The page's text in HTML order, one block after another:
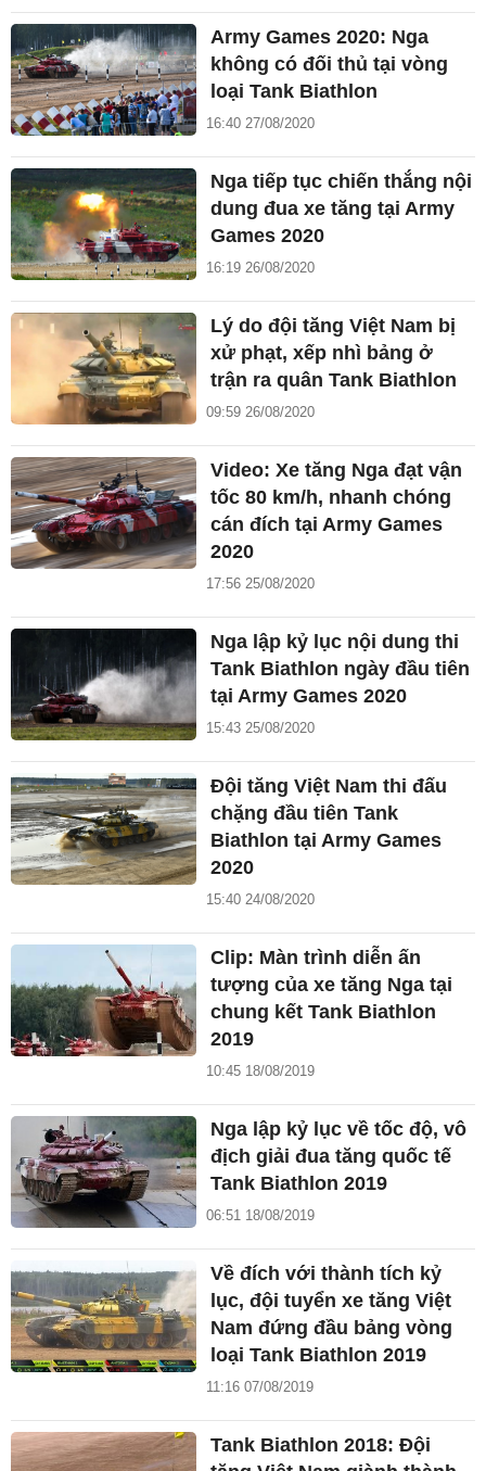
Army Games 2020: Nga
không có đối thủ tại vòng
loại Tank Biathlon
16:40 27/08/2020
Nga tiếp tục chiến thắng nội
dung đua xe tăng tại Army
Games 2020
16:19 26/08/2020
Lý do đội tăng Việt Nam bị
xử phạt, xếp nhì bảng ở
trận ra quân Tank Biathlon
09:59 26/08/2020
Video: Xe tăng Nga đạt vận
tốc 80 km/h, nhanh chóng
cán đích tại Army Games
2020
17:56 25/08/2020
Nga lập kỷ lục nội dung thi
Tank Biathlon ngày đầu tiên
tại Army Games 2020
15:43 25/08/2020
Đội tăng Việt Nam thi đấu
chặng đầu tiên Tank
Biathlon tại Army Games
2020
15:40 24/08/2020
Clip: Màn trình diễn ấn
tượng của xe tăng Nga tại
chung kết Tank Biathlon
2019
10:45 18/08/2019
Nga lập kỷ lục về tốc độ, vô
địch giải đua tăng quốc tế
Tank Biathlon 2019
06:51 18/08/2019
Về đích với thành tích kỷ
lục, đội tuyển xe tăng Việt
Nam đứng đầu bảng vòng
loại Tank Biathlon 2019
11:16 07/08/2019
Tank Biathlon 2018: Đội